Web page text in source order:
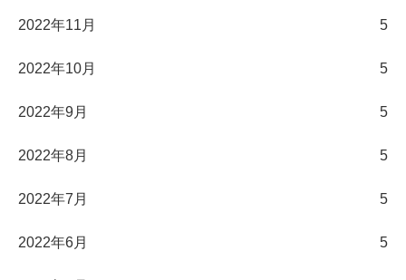
2022年11月 5
2022年10月 5
2022年9月 5
2022年8月 5
2022年7月 5
2022年6月 5